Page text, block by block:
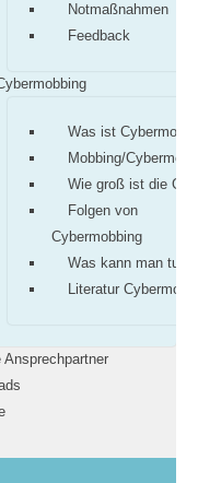
Notmaßnahmen
Feedback
Was ist
Mobbing/
Wie groß ist die
Folgen von
Cybermobbing
Was kann man tun?
Literatur
Ansprechpartner